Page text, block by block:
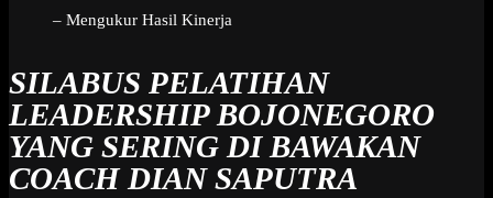
– Mengukur Hasil Kinerja
SILABUS PELATIHAN
LEADERSHIP BOJONEGORO
YANG SERING DI BAWAKAN
COACH DIAN SAPUTRA